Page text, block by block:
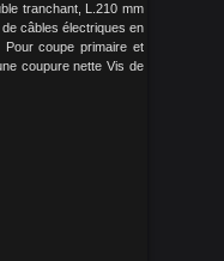
tranchant, L.210 mm
câbles électriques en
coupe primaire et
coupure nette Vis de